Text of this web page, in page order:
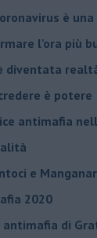
è
l'ora più
diventata
è potere
antimafia
e
2020
antimafia di